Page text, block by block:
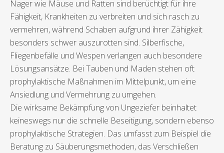
Nager wie Mäuse und Ratten sind berüchtigt für ihre
Fähigkeit, Krankheiten zu verbreiten und sich rasch zu
vermehren, während Schaben aufgrund ihrer Zähigkeit
besonders schwer auszurotten sind. Silberfische,
Fliegenbefälle und Wespen verlangen auch besondere
Lösungsansätze. Bei Tauben und Maden stehen oft
prophylaktische Maßnahmen im Mittelpunkt, um eine
Ansiedlung und Vermehrung zu umgehen.
Die wirksame Bekämpfung von Ungeziefer beinhaltet
keineswegs nur die schnelle Beseitigung, sondern ebenso
prophylaktische Strategien. Das umfasst zum Beispiel die
Beratung zu Säuberungsmethoden, das Verschließen